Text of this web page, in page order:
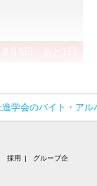
学会のバイト・アル
採用
グループ企